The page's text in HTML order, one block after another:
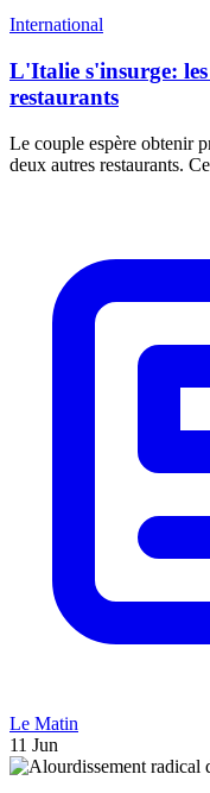
International
L'Italie s'insurge:
restaurants
Le couple espère obtenir
deux autres restaurants.
Le Matin
11 Jun